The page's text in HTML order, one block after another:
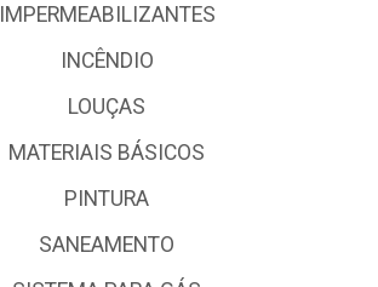
IMPERMEABILIZANTES
INCÊNDIO
LOUÇAS
MATERIAIS BÁSICOS
PINTURA
SANEAMENTO